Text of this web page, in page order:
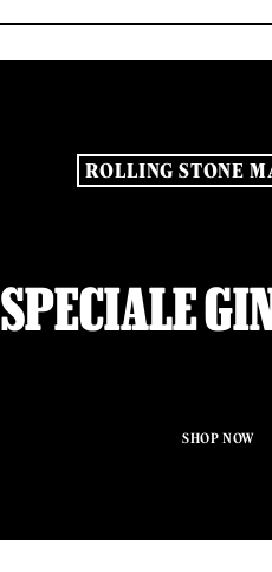
ROLLING STONE
SPECIALE
SHOP NOW